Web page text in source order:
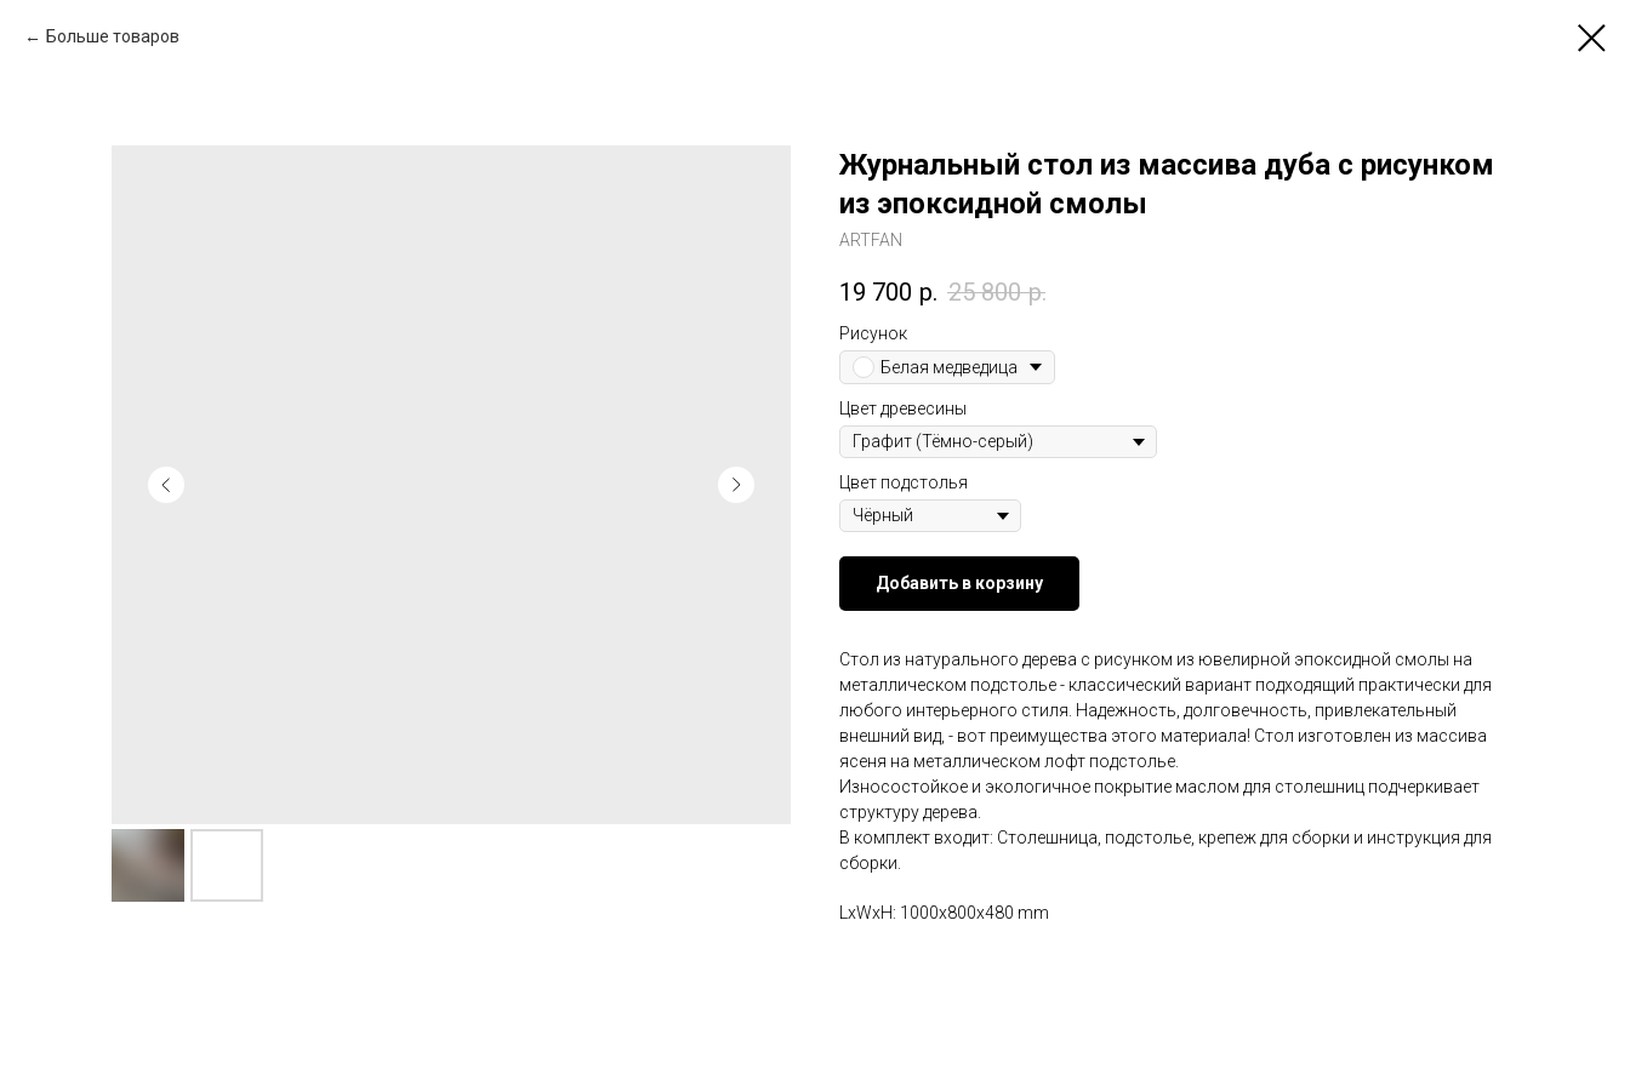
Больше товаров
Журнальный стол из массива дуба с рисунком
из эпоксидной смолы
ARTFAN
19 700 р. 25 800 р.
Рисунок
Белая медведица
Цвет древесины
Цвет подстолья
Добавить в корзину
Стол из натурального дерева с рисунком из ювелирной эпоксидной смолы на
металлическом подстолье - классический вариант подходящий практически для
любого интерьерного стиля. Надежность, долговечность, привлекательный
внешний вид, - вот преимущества этого материала! Стол изготовлен из массива
ясеня на металлическом лофт подстолье.
Износостойкое и экологичное покрытие маслом для столешниц подчеркивает
структуру дерева.
В комплект входит: Столешница, подстолье, крепеж для сборки и инструкция для
сборки.
LxWxH: 1000x800x480 mm